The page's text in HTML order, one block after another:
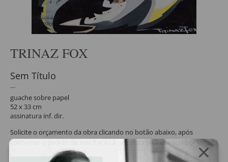
TRINAZ FOX
Sem Título
guache sobre papel
52 x 33 cm
assinatura inf. dir.
Solicite o orçamento da obra clicando no botão abaixo, após
confirmar o pedido de solicitação a resposta será enviada por email.